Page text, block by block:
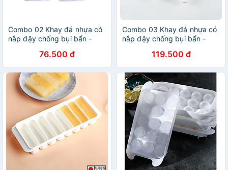
Combo 02 Khay đá nhựa có
nắp đậy chống bụi bẩn -
76.500 đ
Combo 03 Khay đá nhựa có
nắp đậy chống bụi bẩn -
119.500 đ